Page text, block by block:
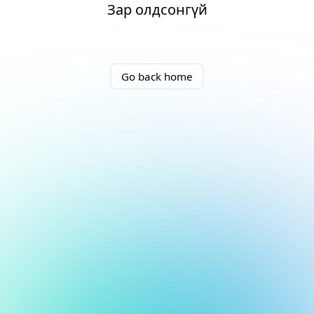
Зар олдсонгүй
Go back home